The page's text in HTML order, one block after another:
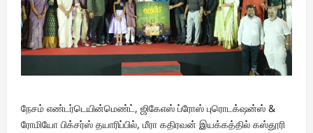
நேசம் எண்டர்டெயின்மெண்ட், ஜிகேஎஸ் ப்ரோஸ் புரொடக்‌ஷன்ஸ் &
ரோமியோ பிக்சர்ஸ் தயாரிப்பில், மீரா கதிரவன் இயக்கத்தில் கஸ்தூரி